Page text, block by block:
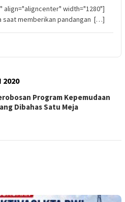
align="aligncenter" width="1280"]
saat memberikan pandangan […]
2020
Program Kepemudaan
Dibahas Satu Meja